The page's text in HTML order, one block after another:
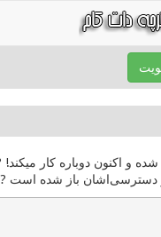
و اکنون دوباره کار میکند!
دسترسی‌اشان باز شده است ?